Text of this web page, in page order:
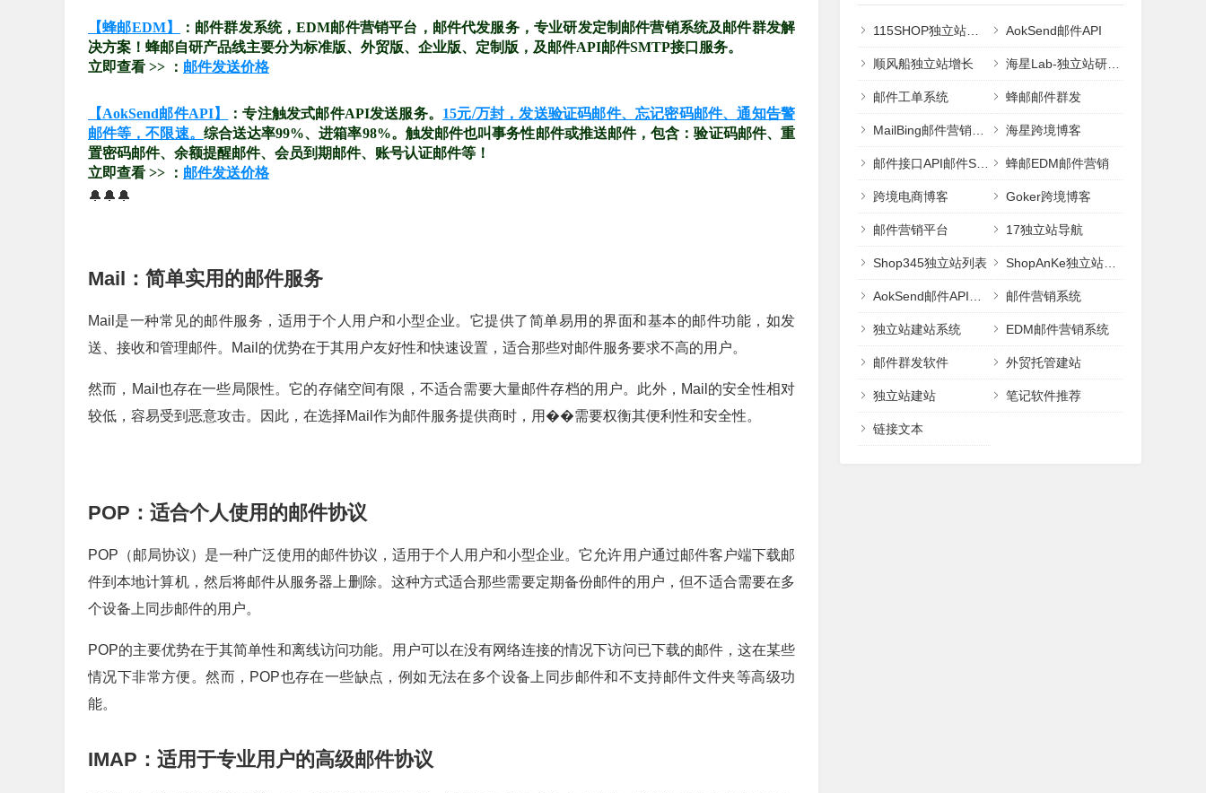
【蜂邮EDM】
：邮件群发系统，EDM邮件营销平台，邮件代发服务，专业研发定制邮件营销系统及邮件群发解
决方案！蜂邮自研产品线主要分为标准版、外贸版、企业版、定制版，及邮件API邮件SMTP接口服务。
立即查看 >> ： 邮件发送价格
【AokSend邮件API】 ：专注触发式邮件API发送服务。 15元/万封，发送验证码邮件、忘记密码邮件、通知告警
邮件等，不限速。 综合送达率99%、进箱率98%。触发邮件也叫事务性邮件或推送邮件，包含：验证码邮件、重
置密码邮件、余额提醒邮件、会员到期邮件、账号认证邮件等！
立即查看 >> ： 邮件发送价格
🔔🔔🔔
Mail：简单实用的邮件服务
Mail是一种常见的邮件服务，适用于个人用户和小型企业。它提供了简单易用的界面和基本的邮件功能，如发
送、接收和管理邮件。Mail的优势在于其用户友好性和快速设置，适合那些对邮件服务要求不高的用户。
然而，Mail也存在一些局限性。它的存储空间有限，不适合需要大量邮件存档的用户。此外，Mail的安全性相对
较低，容易受到恶意攻击。因此，在选择Mail作为邮件服务提供商时，用��需要权衡其便利性和安全性。
POP：适合个人使用的邮件协议
POP（邮局协议）是一种广泛使用的邮件协议，适用于个人用户和小型企业。它允许用户通过邮件客户端下载邮
件到本地计算机，然后将邮件从服务器上删除。这种方式适合那些需要定期备份邮件的用户，但不适合需要在多
个设备上同步邮件的用户。
POP的主要优势在于其简单性和离线访问功能。用户可以在没有网络连接的情况下访问已下载的邮件，这在某些
情况下非常方便。然而，POP也存在一些缺点，例如无法在多个设备上同步邮件和不支持邮件文件夹等高级功
能。
IMAP：适用于专业用户的高级邮件协议
115SHOP独立站建站 AokSend邮件API
顺风船独立站增长 海星Lab-独立站研究室
邮件工单系统 蜂邮邮件群发
MailBing邮件营销平台 海星跨境博客
邮件接口API邮件SMTP 蜂邮EDM邮件营销
跨境电商博客 Goker跨境博客
邮件营销平台 17独立站导航
Shop345独立站列表 ShopAnKe独立站建站
AokSend邮件API邮件接口 邮件营销系统
独立站建站系统 EDM邮件营销系统
邮件群发软件 外贸托管建站
独立站建站 笔记软件推荐
链接文本